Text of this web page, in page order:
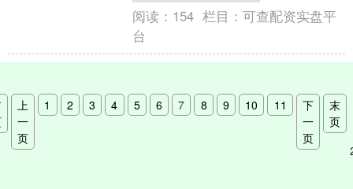
阅读： 154 栏目：可查配资实盘平
台
上
一
页
1 2 3 4 5 6 7 8 9 10 11
下
一
页
末
页